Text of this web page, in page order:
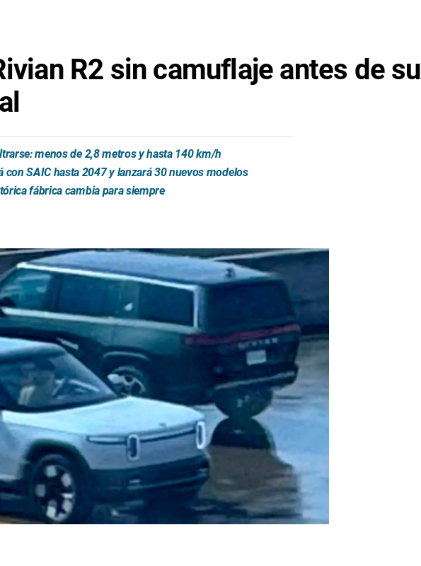
R2 sin camuflaje antes de su
menos de 2,8 metros y hasta 140 km/h
SAIC hasta 2047 y lanzará 30 nuevos modelos
fábrica cambia para siempre